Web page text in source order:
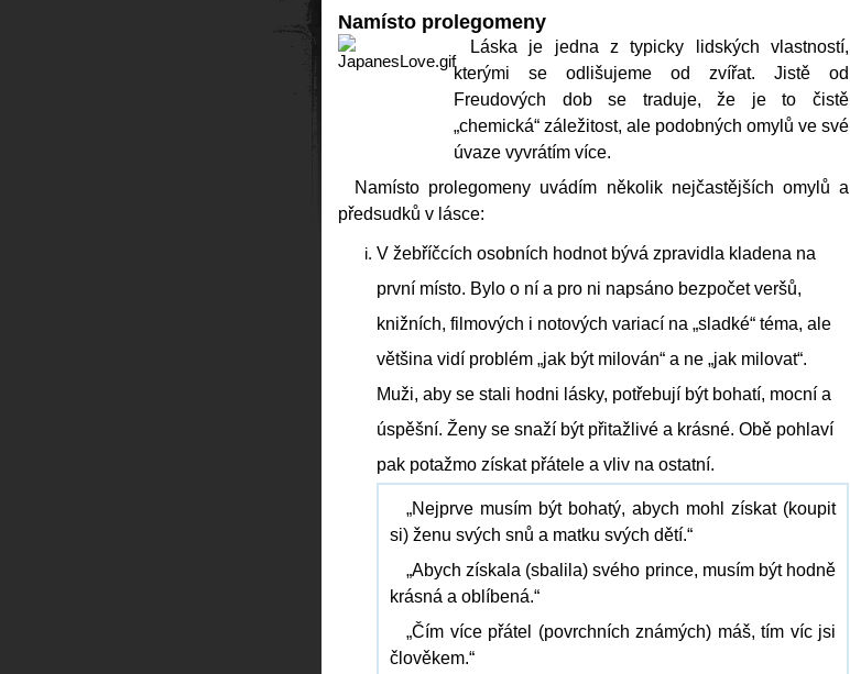
Namísto prolegomeny
Láska je jedna z typicky lidských vlastností,
kterými se odlišujeme od zvířat. Jistě od
Freudových dob se traduje, že je to čistě
„chemická“ záležitost, ale podobných omylů ve své
úvaze vyvrátím více.
Namísto prolegomeny uvádím několik nejčastějších omylů a
předsudků v lásce:
V žebříčcích osobních hodnot bývá zpravidla kladena na
první místo. Bylo o ní a pro ni napsáno bezpočet veršů,
knižních, filmových i notových variací na „sladké“ téma, ale
většina vidí problém „jak být milován“ a ne „jak milovat“.
Muži, aby se stali hodni lásky, potřebují být bohatí, mocní a
úspěšní. Ženy se snaží být přitažlivé a krásné. Obě pohlaví
pak potažmo získat přátele a vliv na ostatní.
„Nejprve musím být bohatý, abych mohl získat (koupit
si) ženu svých snů a matku svých dětí.“
„Abych získala (sbalila) svého prince, musím být hodně
krásná a oblíbená.“
„Čím více přátel (povrchních známých) máš, tím víc jsi
člověkem.“